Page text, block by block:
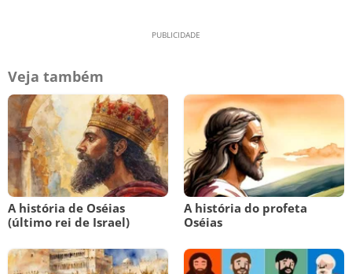
Veja também
A história de Oséias
(último rei de Israel)
A história do profeta
Oséias